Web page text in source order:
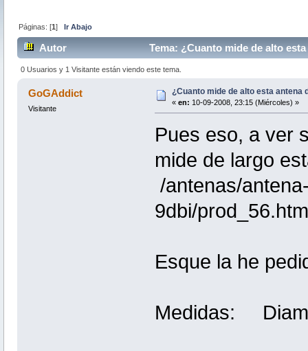
Páginas: [1]Ir Abajo
Autor Tema: ¿Cuanto mide de alto
0 Usuarios y 1 Visitante están viendo este tema.
GoGAddict
Visitante
¿Cuanto mide de alto esta antena
« en: 10-09-2008, 23:15 (Miércoles) »
Pues eso, a ver
mide de largo
/antenas/
9dbi/
Esque la he
Medidas: